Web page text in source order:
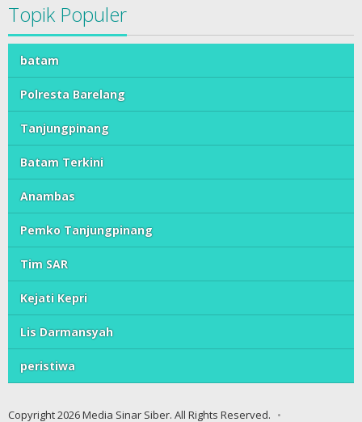
Topik Populer
batam
Polresta Barelang
Tanjungpinang
Batam Terkini
Anambas
Pemko Tanjungpinang
Tim SAR
Kejati Kepri
Lis Darmansyah
peristiwa
Copyright 2026 Media Sinar Siber. All Rights Reserved.